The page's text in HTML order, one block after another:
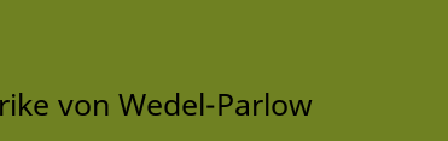
von Wedel-Parlow